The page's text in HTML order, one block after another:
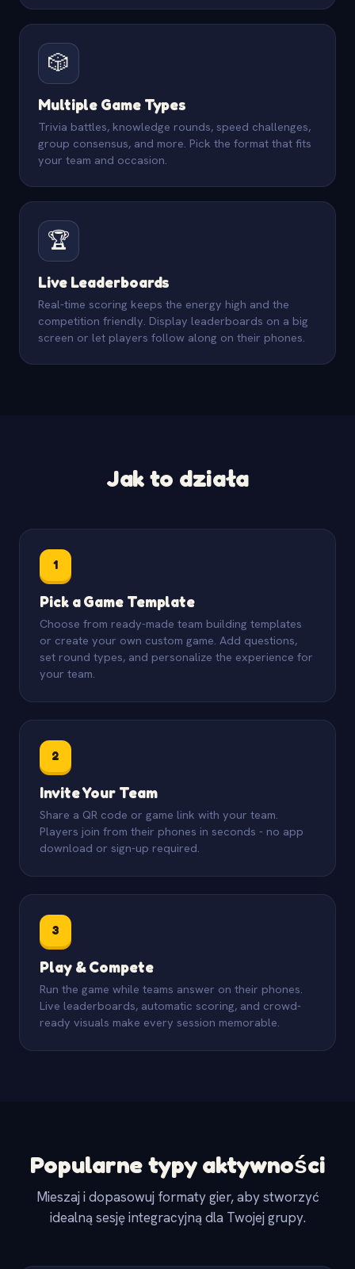
🎲
Multiple Game Types
Trivia battles, knowledge rounds, speed challenges,
group consensus, and more. Pick the format that fits
your team and occasion.
🏆
Live Leaderboards
Real-time scoring keeps the energy high and the
competition friendly. Display leaderboards on a big
screen or let players follow along on their phones.
Jak to działa
1
Pick a Game Template
Choose from ready-made team building templates
or create your own custom game. Add questions,
set round types, and personalize the experience for
your team.
2
Invite Your Team
Share a QR code or game link with your team.
Players join from their phones in seconds - no app
download or sign-up required.
3
Play & Compete
Run the game while teams answer on their phones.
Live leaderboards, automatic scoring, and crowd-
ready visuals make every session memorable.
Popularne typy aktywności
Mieszaj i dopasowuj formaty gier, aby stworzyć
idealną sesję integracyjną dla Twojej grupy.